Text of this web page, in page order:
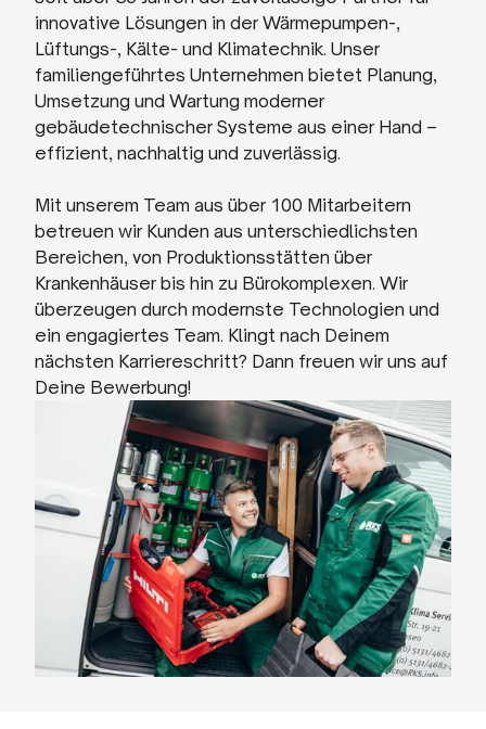
innovative Lösungen in der Wärmepumpen-,
Lüftungs-, Kälte- und Klimatechnik. Unser
familiengeführtes Unternehmen bietet Planung,
Umsetzung und Wartung moderner
gebäudetechnischer Systeme aus einer Hand –
effizient, nachhaltig und zuverlässig.
Mit unserem Team aus über 100 Mitarbeitern
betreuen wir Kunden aus unterschiedlichsten
Bereichen, von Produktionsstätten über
Krankenhäuser bis hin zu Bürokomplexen. Wir
überzeugen durch modernste Technologien und
ein engagiertes Team. Klingt nach Deinem
nächsten Karriereschritt? Dann freuen wir uns auf
Deine Bewerbung!